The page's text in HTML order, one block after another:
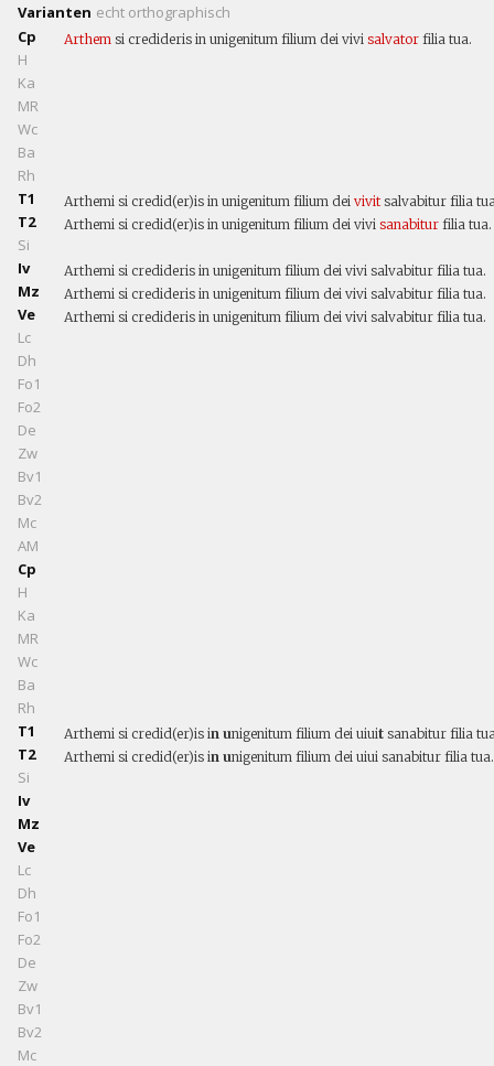
Varianten echt orthographisch
Cp
Arthem si credideris in unigenitum filium dei vivi salvator filia tua.
H
Ka
MR
Wc
Ba
Rh
T1
Arthemi si credid(er)is in unigenitum filium dei vivit salvabitur filia
T2 Arthemi si credid(er)is in unigenitum filium dei vivi sanabitur filia tua.
Si
Iv
Arthemi si credideris in unigenitum filium dei vivi salvabitur filia tua.
Mz Arthemi si credideris in unigenitum filium dei vivi salvabitur filia tua.
Ve Arthemi si credideris in unigenitum filium dei vivi salvabitur filia tua.
Lc
Dh
Fo1
Fo2
De
Zw
Bv1
Bv2
Mc
AM
Cp
H
Ka
MR
Wc
Ba
Rh
T1
Arthemi si credid(er)is in unigenitum filium dei uiuit sanabitur filia
T2 Arthemi si credid(er)is in unigenitum filium dei uiui sanabitur filia tua.
Si
Iv
Mz
Ve
Lc
Dh
Fo1
Fo2
De
Zw
Bv1
Bv2
Mc